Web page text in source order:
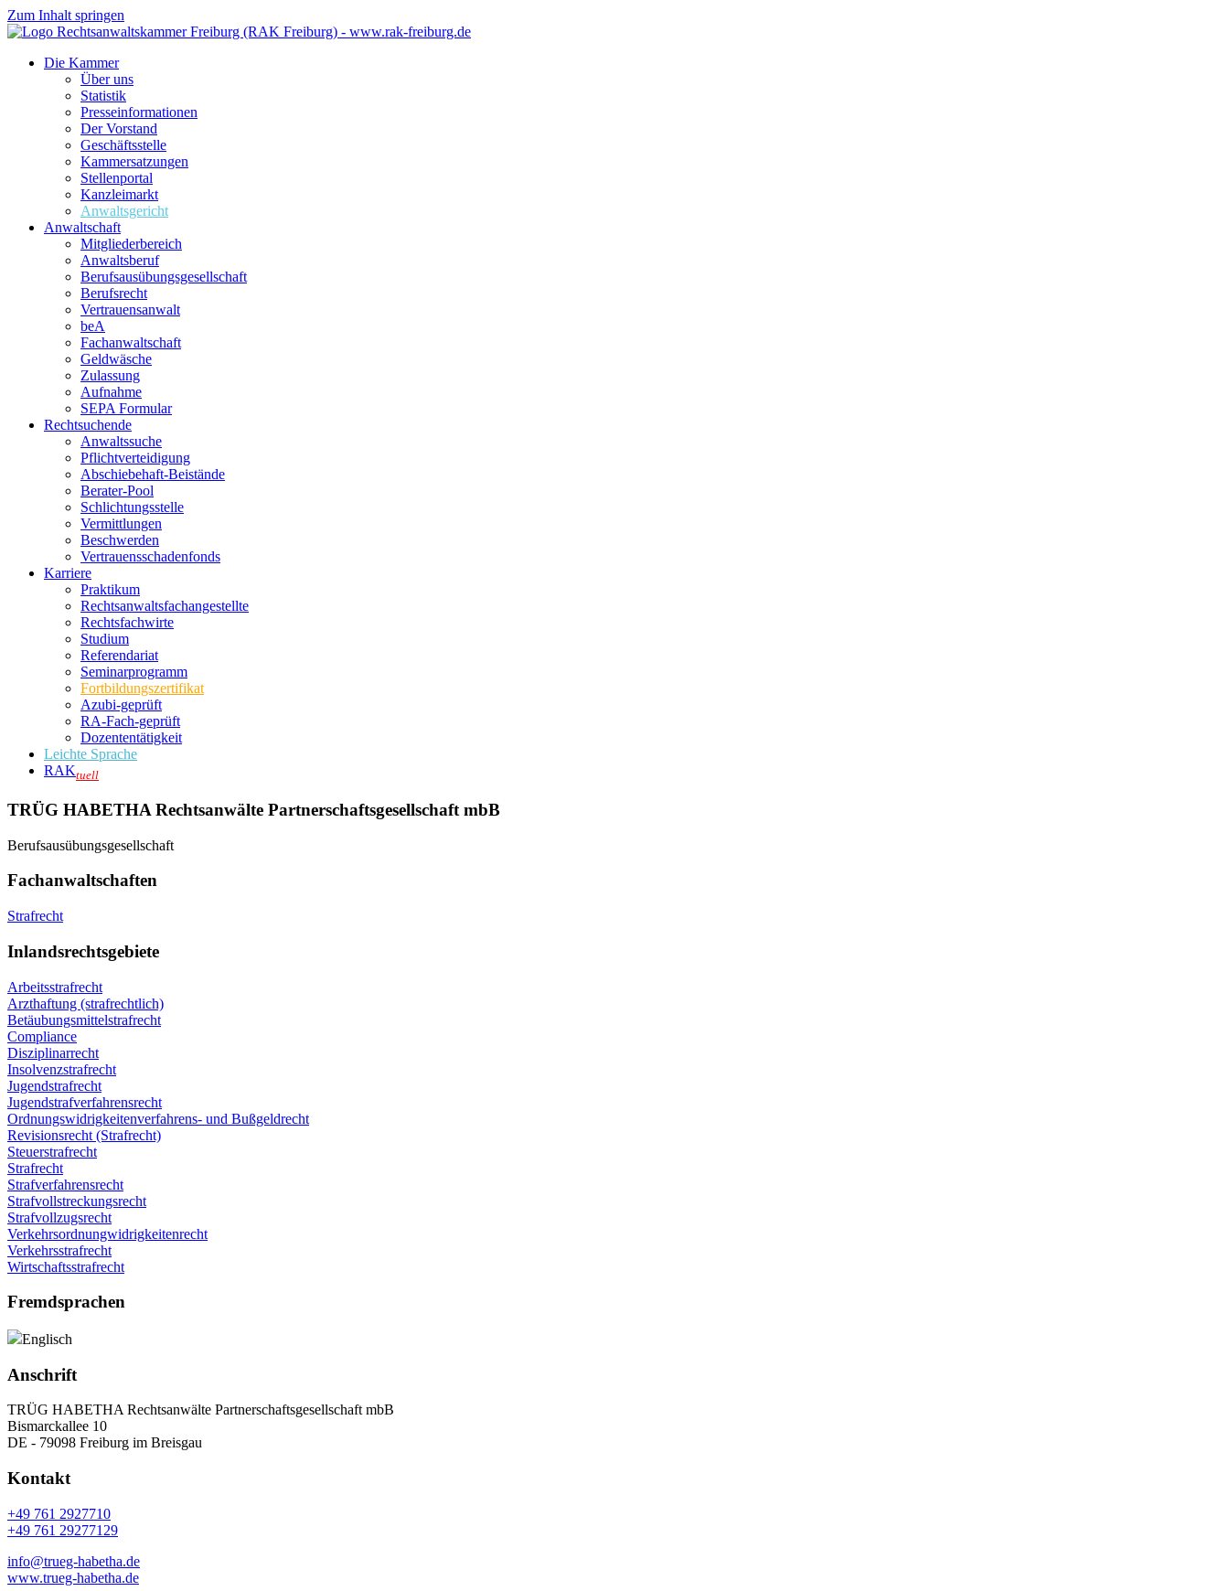
Zum Inhalt springen
Die Kammer
Über uns
Statistik
Presseinformationen
Der Vorstand
Geschäftsstelle
Kammersatzungen
Stellenportal
Kanzleimarkt
Anwaltsgericht
Anwaltschaft
Mitgliederbereich
Anwaltsberuf
Berufsausübungs­gesellschaft
Berufsrecht
Vertrauensanwalt
beA
Fachanwaltschaft
Geldwäsche
Zulassung
Aufnahme
SEPA Formular
Rechtsuchende
Anwaltssuche
Pflichtverteidigung
Abschiebehaft-Beistände
Berater-Pool
Schlichtungsstelle
Vermittlungen
Beschwerden
Vertrauensschadenfonds
Karriere
Praktikum
Rechtsanwalts­fachangestellte
Rechtsfachwirte
Studium
Referendariat
Seminarprogramm
Fortbildungszertifikat
Azubi-geprüft
RA-Fach-geprüft
Dozententätigkeit
Leichte Sprache
RAKtuell
TRÜG HABETHA Rechtsanwälte Partnerschaftsgesellschaft mbB
Berufsausübungsgesellschaft
Fachanwaltschaften
Strafrecht
Inlandsrechtsgebiete
Arbeitsstrafrecht
Arzthaftung (strafrechtlich)
Betäubungsmittelstrafrecht
Compliance
Disziplinarrecht
Insolvenzstrafrecht
Jugendstrafrecht
Jugendstrafverfahrensrecht
Ordnungswidrigkeitenverfahrens- und Bußgeldrecht
Revisionsrecht (Strafrecht)
Steuerstrafrecht
Strafrecht
Strafverfahrensrecht
Strafvollstreckungsrecht
Strafvollzugsrecht
Verkehrsordnungwidrigkeitenrecht
Verkehrsstrafrecht
Wirtschaftsstrafrecht
Fremdsprachen
Englisch
Anschrift
TRÜG HABETHA Rechtsanwälte Partnerschaftsgesellschaft mbB
Bismarckallee 10
DE - 79098 Freiburg im Breisgau
Kontakt
+49 761 2927710
+49 761 29277129
info@trueg-habetha.de
www.trueg-habetha.de